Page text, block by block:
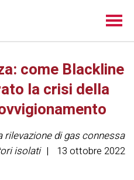
come Blackline
la crisi della
rilevazione di gas connessa
isolati
13 ottobre 2022